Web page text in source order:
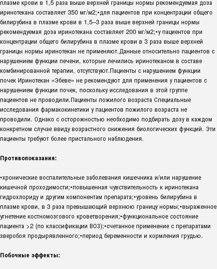
плазме крови в 1,5 раза выше верхней границы нормы рекомендуемая доза
иринотекана составляет 350 мг/м2;•для пациентов при концентрации общего
билирубина в плазме крови в 1,5–3 раза выше верхней границы нормы
рекомендуемая доза иринотекана составляет 200 мг/м2;•у пациентов при
концентрации общего билирубина в плазме крови в 3 раза выше верхней
границы нормы иринотекан не применяют.Данные относительно пациентов с
нарушением функции печени, которые лечились иринотеканом в составе
комбинированной терапии, отсутствуют.Пациенты с нарушением функции
почек Иринотекан «Эбеве» не рекомендуют для применения у пациентов с
нарушением функции почек, поскольку исследования в этой группе
пациентов не проводили.Пациенты пожилого возраста Специальные
исследования фармакокинетики у пациентов пожилого возраста не
проводили. Однако с осторожностью необходимо подбирать дозу в каждом
конкретном случае ввиду возрастного снижения биологических функций. Эти
пациенты требуют более пристального наблюдения.
Противопоказания:
•хронические воспалительные заболевания кишечника и/или нарушение
кишечной проходимости;•повышенная чувствительность к иринотекана
гидрохлориду и другим компонентам препарата;•уровень билирубина в
плазме крови, в 3 раза превышающий верхнюю границу нормы;•выраженное
угнетение костномозгового кроветворения;•функциональное состояние
пациента >2 (по классификации ВОЗ);•счетанное применение с препаратами
зверобоя продырявленного;•период беременности и кормления грудью.
Побочные эффекты: